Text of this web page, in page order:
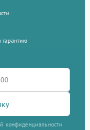
гарантию
конфиденциальности